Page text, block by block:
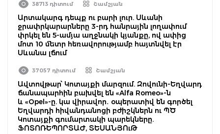
38713 դիտում Շամշյան
Արտակարգ դեպք ու բարի լուր. Սևանի
ջրափրկարարները 3-րդ հանրային լողափում
փրկել են 5-ամյա աղջնակի կյանքը, ով ափից
մոտ 10 մետր հեռավորությամբ հայտնվել էր
Սևանա լճում
37057 դիտում Շամշյան
Ավտովթար՝ Կոտայքի մարզում. Զովունի-Եղվարդ
ճանապարհին բախվել են «Alfa Romeo»-ն
և «Opel»-ը. կա վիրավոր․ օպերատիվ են գործել
Եղվարդի հիվանդանոցի բժիշկներն ու ՊԾ
Կոտայքի գումարտակի պարեկները.
ՖՈՏՈՌԵՊՈՐՏԱԺ, ՏԵՍԱՆՅՈւԹ